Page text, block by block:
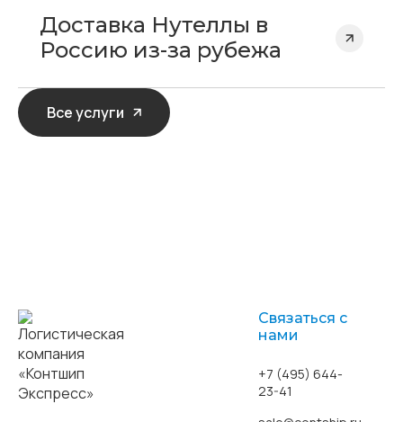
Доставка Нутеллы в
Россию из-за рубежа
Все услуги
Связаться с
нами
+7 (495) 644-
23-41